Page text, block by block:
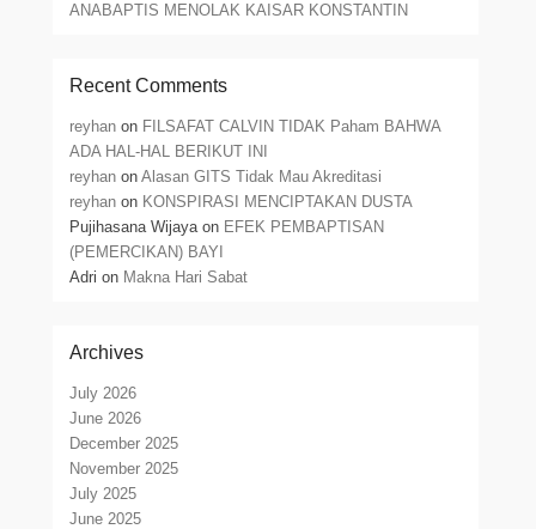
ANABAPTIS MENOLAK KAISAR KONSTANTIN
Recent Comments
reyhan on FILSAFAT CALVIN TIDAK Paham BAHWA
ADA HAL-HAL BERIKUT INI
reyhan onAlasan GITS Tidak Mau Akreditasi
reyhan on KONSPIRASI MENCIPTAKAN DUSTA
Pujihasana Wijayaon EFEK PEMBAPTISAN
(PEMERCIKAN) BAYI
Adri on Makna Hari Sabat
Archives
July 2026
June 2026
December 2025
November 2025
July 2025
June 2025